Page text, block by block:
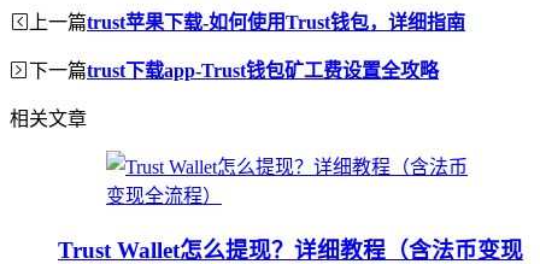
上一篇trust苹果下载-如何使用Trust钱包，详细指南
下一篇trust下载app-Trust钱包矿工费设置全攻略
相关文章
Trust Wallet怎么提现？详细教程（含法币变现